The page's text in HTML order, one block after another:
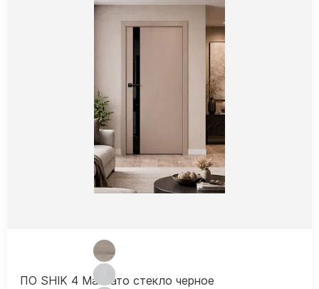
ПО SHIK 4 Макиато стекло черное